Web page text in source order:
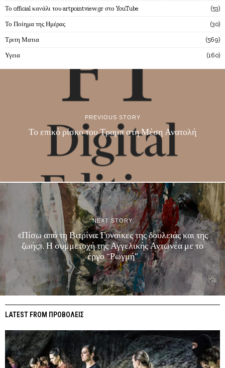
Το official κανάλι του artpointview.gr στο YouTube 53
Το Ποίημα της Ημέρας 30
Τριτη Ματια 569
Υγεια 160
PREVIOUS STORY
Το επικό ρίσκο του Τραμπ στη Μέση Ανατολή
NEXT STORY
«Πίσω από τη Βιτρίνα: Γυναίκες της δουλειάς και της
ζωής». Η συμμετοχή της Αγγελικής Αντωνέα με το
έργο “Ρωγμή”
LATEST FROM ΠΡΟΒΟΛΕΙΣ